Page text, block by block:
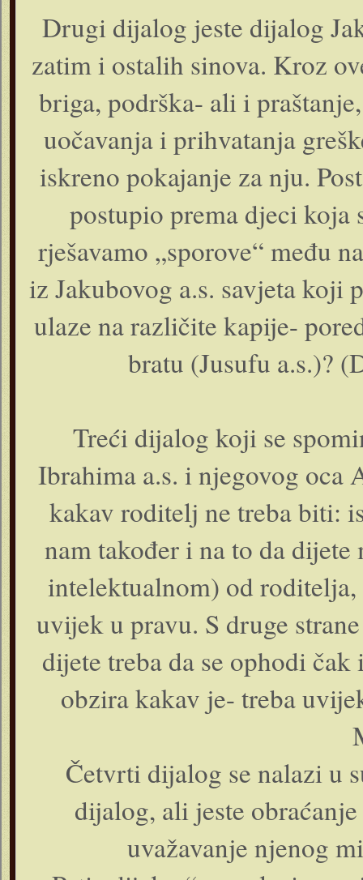
Drugi dijalog jeste dijalog
zatim i ostalih sinova. Kroz
briga, podrška- ali i
uočavanja i prihvatanja
iskreno pokajanje za nju.
postupio prema djeci koja
rješavamo „sporove“ među
iz Jakubovog a.s. savjeta koji
ulaze na različite kapije-
bratu (Jusufu a.s.)?
Treći dijalog koji se
Ibrahima a.s. i njegovog oca
kakav roditelj ne treba biti:
nam također i na to da
intelektualnom) od
uvijek u pravu. S druge
dijete treba da se ophodi
obzira kakav je- treba
Četvrti dijalog se nalazi u
dijalog, ali jeste
uvažavanje njenog